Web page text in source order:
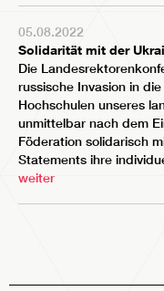
05.08.2022
Solidarität mit der
Die
russische Invasion in
Hochschulen unseres
unmittelbar nach dem
Föderation solidarisch
Statements ihre
weiter